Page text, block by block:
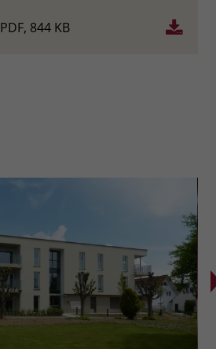
PDF, 844 KB